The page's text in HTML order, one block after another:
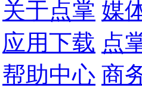
关于点掌 媒
应用下载 点
帮助中心 商